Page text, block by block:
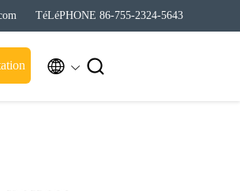
TéLéPHONE 86-755-2324-5643
 